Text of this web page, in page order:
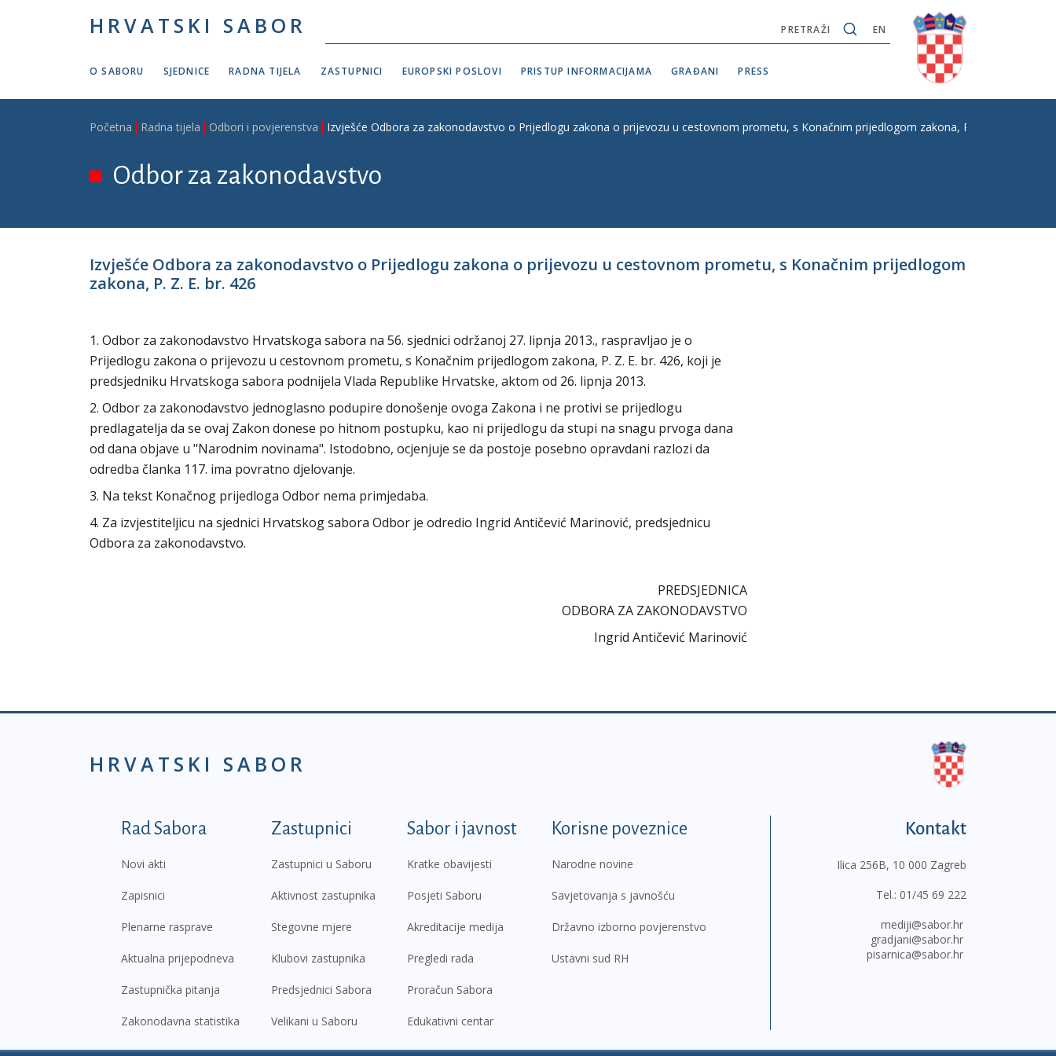
HRVATSKI SABOR EN
PRETRAŽI
O SABORU SJEDNICE RADNA TIJELA ZASTUPNICI EUROPSKI POSLOVI PRISTUP INFORMACIJAMA GRAĐANI PRESS
Breadcrumb
Početna Radna tijela Odbori i povjerenstva Izvješće Odbora za zakonodavstvo o Prijedlogu zakona o prijevozu u cestovnom prometu, s Konačnim prijedlogom zakona, P. Z. E. br. 426
Odbor za zakonodavstvo
Izvješće Odbora za zakonodavstvo o Prijedlogu zakona o prijevozu u cestovnom prometu, s Konačnim prijedlogom
zakona, P. Z. E. br. 426
1. Odbor za zakonodavstvo Hrvatskoga sabora na 56. sjednici održanoj 27. lipnja 2013., raspravljao je o
Prijedlogu zakona o prijevozu u cestovnom prometu, s Konačnim prijedlogom zakona, P. Z. E. br. 426, koji je
predsjedniku Hrvatskoga sabora podnijela Vlada Republike Hrvatske, aktom od 26. lipnja 2013.
2. Odbor za zakonodavstvo jednoglasno podupire donošenje ovoga Zakona i ne protivi se prijedlogu
predlagatelja da se ovaj Zakon donese po hitnom postupku, kao ni prijedlogu da stupi na snagu prvoga dana
od dana objave u "Narodnim novinama". Istodobno, ocjenjuje se da postoje posebno opravdani razlozi da
odredba članka 117. ima povratno djelovanje.
3. Na tekst Konačnog prijedloga Odbor nema primjedaba.
4. Za izvjestiteljicu na sjednici Hrvatskog sabora Odbor je odredio Ingrid Antičević Marinović, predsjednicu
Odbora za zakonodavstvo.
PREDSJEDNICA
ODBORA ZA ZAKONODAVSTVO
Ingrid Antičević Marinović
HRVATSKI SABOR
Podnožje prvi izbornik
Rad Sabora
Novi akti
Zapisnici
Plenarne rasprave
Aktualna prijepodneva
Zastupnička pitanja
Zakonodavna statistika
Zastupnici
Zastupnici u Saboru
Aktivnost zastupnika
Stegovne mjere
Klubovi zastupnika
Predsjednici Sabora
Velikani u Saboru
Sabor i javnost
Kratke obavijesti
Posjeti Saboru
Akreditacije medija
Pregledi rada
Proračun Sabora
Edukativni centar
Korisne poveznice
Narodne novine
Savjetovanja s javnošću
Državno izborno povjerenstvo
Ustavni sud RH
Kontakt
Ilica 256B, 10 000 Zagreb
Tel.: 01/45 69 222
mediji@sabor.hr
gradjani@sabor.hr
pisarnica@sabor.hr